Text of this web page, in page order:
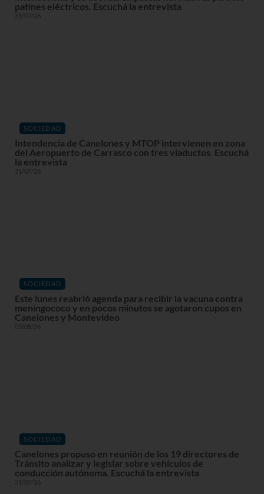
patines eléctricos. Escuchá la entrevista
31/07/26
SOCIEDAD
Intendencia de Canelones y MTOP intervienen en zona
del Aeropuerto de Carrasco con tres viaductos. Escuchá
la entrevista
31/07/26
SOCIEDAD
Este lunes reabrió agenda para recibir la vacuna contra
meningococo y en pocos minutos se agotaron cupos en
Canelones y Montevideo
03/08/26
SOCIEDAD
Canelones propuso en reunión de los 19 directores de
Tránsito analizar y legislar sobre vehículos de
conducción autónoma. Escuchá la entrevista
31/07/26